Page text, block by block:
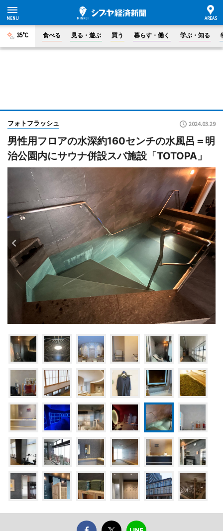
35°C 食べる 見る・遊ぶ 買う 暮らす・働く 学ぶ・知る
フォトフラッシュ 2024.03.29
男性用フロアの水深約160センチの水風呂＝明
治公園内にサウナ併設スパ施設「TOTOPA」